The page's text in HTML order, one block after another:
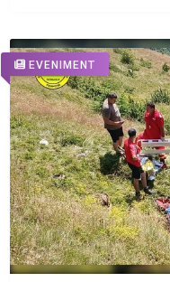
EVENIMENT